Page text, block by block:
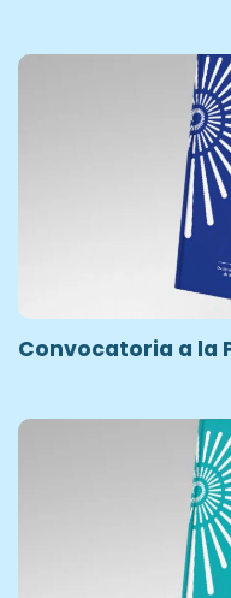
Convocatoria a la